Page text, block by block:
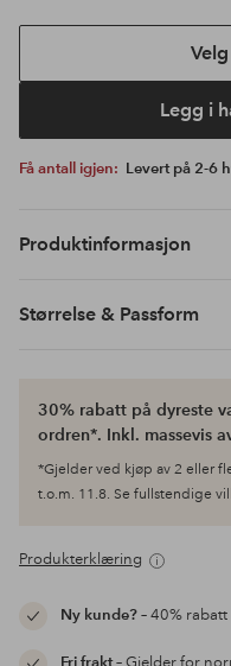
Legg i
Få antall igjen: Levert på 2-6
Produktinformasjon
Størrelse & Passform
30% rabatt på dyreste
ordren*. Inkl. massevis
*Gjelder ved kjøp av 2 eller
t.o.m. 11.8. Se fullstendige
Produkterklæring
Ny kunde?– 40%